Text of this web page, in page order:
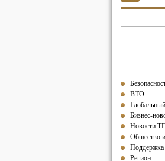
ВТО
Бизнес-
Новости
Общество
Поддержка
Регион